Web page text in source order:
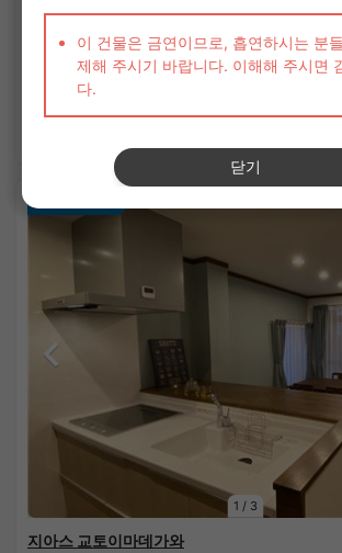
8.16㎡〜 /3층 건물 /한큐 다카라즈카본선 히바리가
단기 계약(월 단위) 가구가전 포함 보증금
사례금 없음
1 / 3
지아스 교토이마데가와